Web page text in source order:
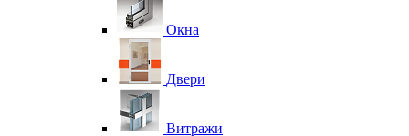
Окна
Двери
Витражи